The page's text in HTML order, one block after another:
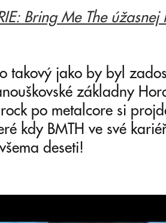
Bring Me The
takový jako by byl
základny
po metalcore si
kdy BMTH ve své
deseti!